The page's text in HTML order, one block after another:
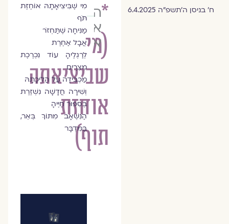
ח׳ בניסן ה׳תשפ״ה 6.4.2025
*
(מי
שביציאתה
אוחזת
תוף)
הרַבָּה
אסנת
אלדר
מִי שֶׁבִּיצִיאָתָהּ אוֹחֶזֶת
תֹּף
מַנִּיחָה שֶׁתַּחְזֹר
אֲבָל אַחֶרֶת
לְרַגְלֶיהָ עוֹד נִכְרֶכֶת
מִצְרַיִם
מַכְבִּידָה עַל הֲלִיכָתָהּ
וְשִׁירָה חֲדָשָׁה נִשְׁזֶרֶת
בְּסִפּוּר חַיֶּיהָ
הַנִּשְׁאָב מִתּוֹךְ בְּאֵר,
בַּמִּדְבָּר